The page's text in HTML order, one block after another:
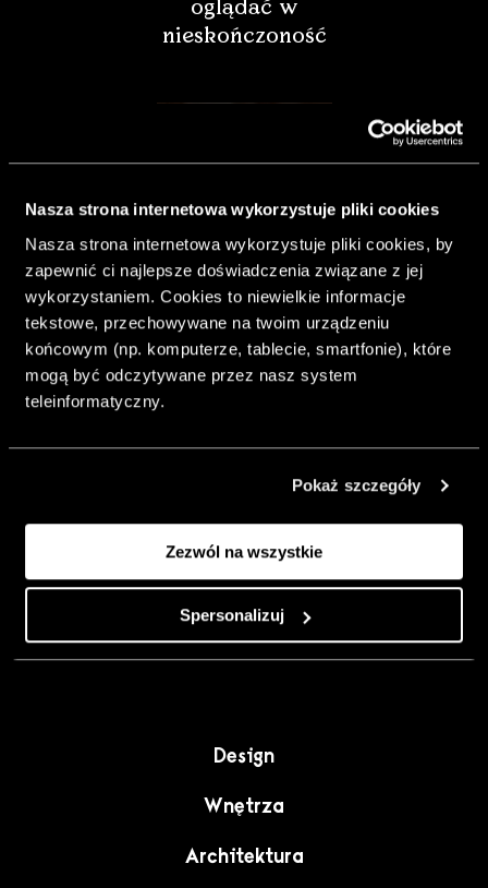
Nasza strona internetowa wykorzystuje pliki cookies
Nasza strona internetowa wykorzystuje pliki cookies, by
zapewnić ci najlepsze doświadczenia związane z jej
wykorzystaniem. Cookies to niewielkie informacje
tekstowe, przechowywane na twoim urządzeniu
końcowym (np. komputerze, tablecie, smartfonie), które
mogą być odczytywane przez nasz system
teleinformatyczny.
Pokaż szczegóły
Zezwól na wszystkie
Spersonalizuj
oglądać w
nieskończoność
& Living 40.
„Dom bardziej
Twój. Odważ się
urządzić go
rzemiosło jako
punkt wyjścia
do wnętrz
pełnych
charakteru”.
Design
Wnętrza
Architektura